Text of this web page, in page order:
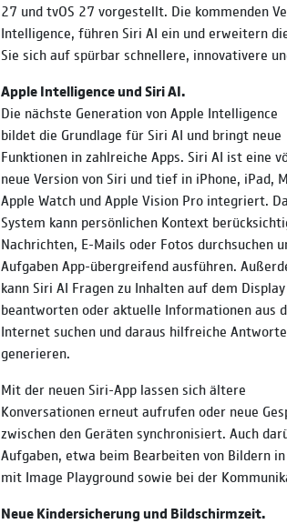
27 und tvOS 27 vorgestellt. Die kommenden
Intelligence, führen Siri AI ein und erweitern
Sie sich auf spürbar schnellere, innovativere
Apple Intelligence und Siri AI.
Die nächste Generation von Apple Intelligence
bildet die Grundlage für Siri AI und bringt neue
Funktionen in zahlreiche Apps. Siri AI ist eine
neue Version von Siri und tief in iPhone, iPad,
Apple Watch und Apple Vision Pro integriert.
System kann persönlichen Kontext
Nachrichten, E-Mails oder Fotos durchsuchen
Aufgaben App-übergreifend ausführen.
kann Siri AI Fragen zu Inhalten auf dem Display
beantworten oder aktuelle Informationen aus
Internet suchen und daraus hilfreiche
generieren.
Mit der neuen Siri-App lassen sich ältere
Konversationen erneut aufrufen oder neue
zwischen den Geräten synchronisiert. Auch
Aufgaben, etwa beim Bearbeiten von Bildern
mit Image Playground sowie bei der
Neue Kindersicherung und Bildschirmzeit.